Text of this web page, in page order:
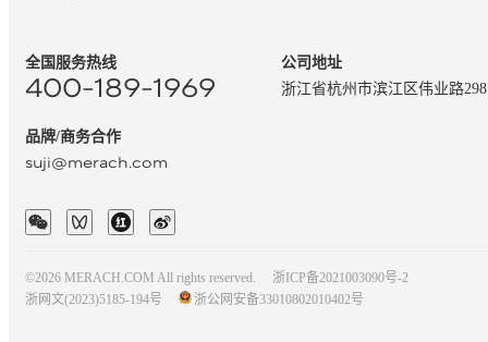
全国服务热线
400-189-1969
品牌/商务合作
suji@merach.com
公司地址
浙江省杭州市滨江区伟业路
©2026 MERACH.COM All rights reserved.
浙ICP备2021003090号-2
浙网文(2023)5185-194号
浙公网安备33010802010402号